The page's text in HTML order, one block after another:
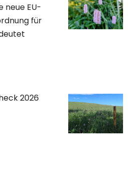
neue EU-
für
2026